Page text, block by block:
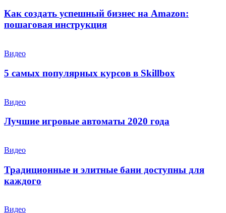
Как создать успешный бизнес на Amazon:
пошаговая инструкция
Видео
5 самых популярных курсов в Skillbox
Видео
Лучшие игровые автоматы 2020 года
Видео
Традиционные и элитные бани доступны для
каждого
Видео